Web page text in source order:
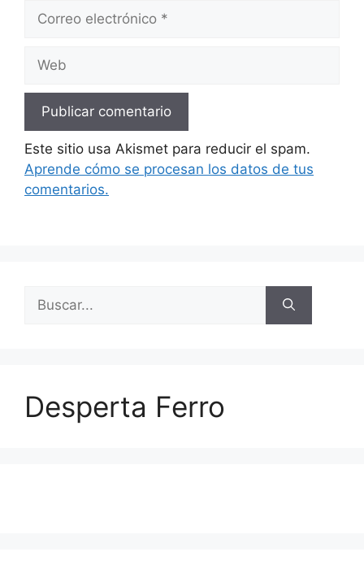
Correo
Web
Este sitio usa Akismet para reducir el spam.
Aprende cómo se procesan los datos de tus
comentarios.
Desperta Ferro